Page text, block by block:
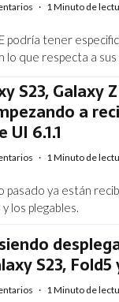
· 1 Minuto de
podría tener
lo que respecta a sus
S23, Galaxy
a
6.1.1
· 1 Minuto de
pasado ya están
los plegables.
S23, Fold5
· 1 Minuto de